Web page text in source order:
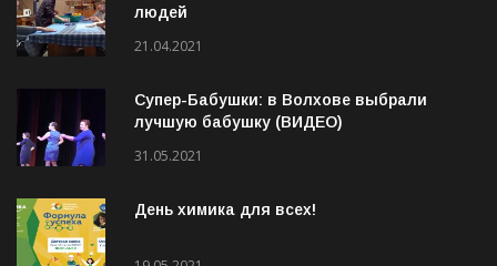
людей
21.04.2021
Супер-Бабушки: в Волхове выбрали
лучшую бабушку (ВИДЕО)
31.05.2021
День химика для всех!